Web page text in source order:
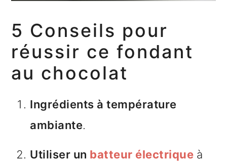
5 Conseils pour
réussir ce fondant
au chocolat
Ingrédients à température
ambiante.
Utiliser un batteur électrique à